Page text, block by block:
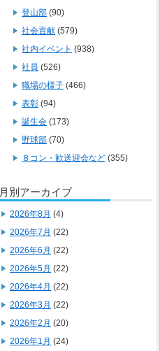
登山部 (90)
社会貢献 (579)
社内イベント (938)
社員 (526)
職場の様子 (466)
表彰 (94)
誕生会 (173)
野球部 (70)
８コン・歓送迎会など (355)
月別アーカイブ
2026年8月 (4)
2026年7月 (22)
2026年6月 (22)
2026年5月 (22)
2026年4月 (22)
2026年3月 (22)
2026年2月 (20)
2026年1月 (24)